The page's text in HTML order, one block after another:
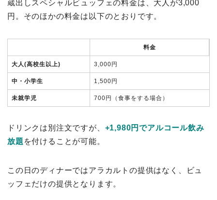
蔵出しスペシャルビュッフェの料金は、大人が3,000
円。そのほかの料金は以下のとおりです。
料金
大人(高校生以上) 3,000円
中・小学生 1,500円
未就学児 700円（食事をする場合）
ドリンクは別注文ですが、 +1,980円でアルコール飲み
放題 を付けることが可能。
この日のディナーではアラカルトの提供はなく、ビュ
ッフェだけの提供となります。